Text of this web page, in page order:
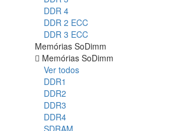
DDR 4
DDR 2 ECC
DDR 3 ECC
Memórias SoDimm
Memórias SoDimm
Ver todos
DDR1
DDR2
DDR3
DDR4
SDRAM